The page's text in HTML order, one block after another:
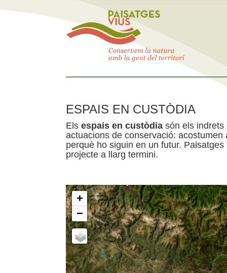
ESPAIS EN CUSTÒDIA
Els espais en custòdia són els indrets
actuacions de conservació:
perquè ho siguin en un futur.
projecte a llarg termini.
+
−